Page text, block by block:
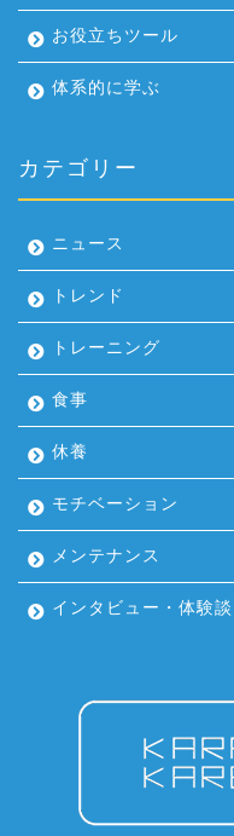
お役立ちツール
体系的に学ぶ
カテゴリー
ニュース
トレンド
トレーニング
食事
休養
モチベーション
メンテナンス
インタビュー・体験談